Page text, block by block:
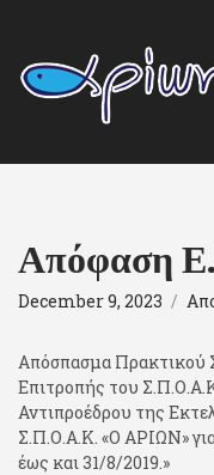
Απόφαση
December 9, 2023
Απόσπασμα Πρακτικού
Επιτροπής του
Αντιπροέδρου της
Σ.Π.Ο.Α.Κ. «Ο ΑΡΙΩΝ»
έως και 31/8/2019.»